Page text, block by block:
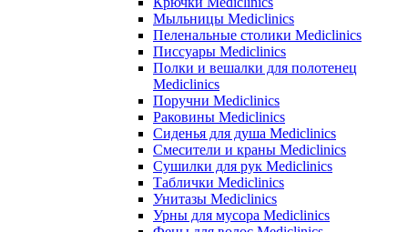
Мыльницы Mediclinics
Пеленальные столики Mediclinics
Писсуары Mediclinics
Полки и вешалки для полотенец
Mediclinics
Поручни Mediclinics
Раковины Mediclinics
Сиденья для душа Mediclinics
Смесители и краны Mediclinics
Сушилки для рук Mediclinics
Таблички Mediclinics
Унитазы Mediclinics
Урны для мусора Mediclinics